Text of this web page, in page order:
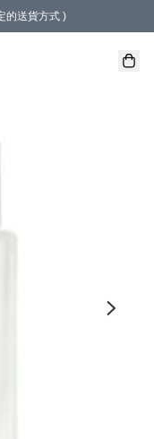
的送貨方式 )